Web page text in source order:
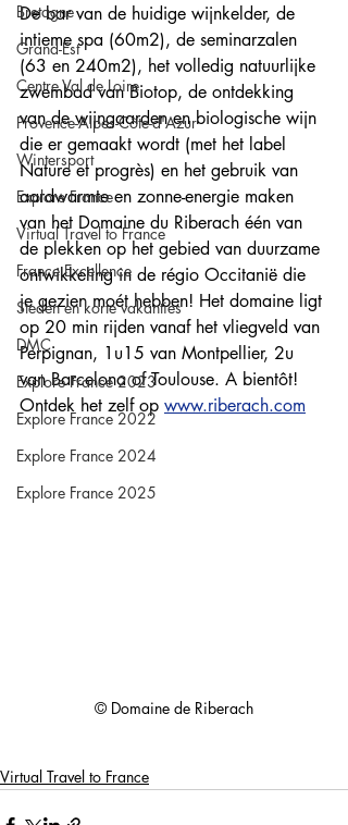
Bretagne
Grand-Est
Centre Val de Loire
Provence-Alpes-Côte-d'Azur
Wintersport
Explore France
Virtual Travel to France
France Excellence
Steden en korte vakanties
DMC
Explore France 2023
Explore France 2022
Explore France 2024
Explore France 2025
De bar van de huidige wijnkelder, de
intieme spa (60m2), de seminarzalen
(63 en 240m2), het volledig natuurlijke
zwembad van Biotop, de ontdekking
van de wijngaarden en biologische wijn
die er gemaakt wordt (met het label
Nature et progrès) en het gebruik van
aardwarmte en zonne-energie maken
van het Domaine du Riberach één van
de plekken op het gebied van duurzame
ontwikkeling in de régio Occitanië die
je gezien moét hebben! Het domaine ligt
op 20 min rijden vanaf het vliegveld van
Perpignan, 1u15 van Montpellier, 2u
van Barcelona of Toulouse. A bientôt! ​
Ontdek het zelf op www.riberach.com
© Domaine de Riberach
Virtual Travel to France